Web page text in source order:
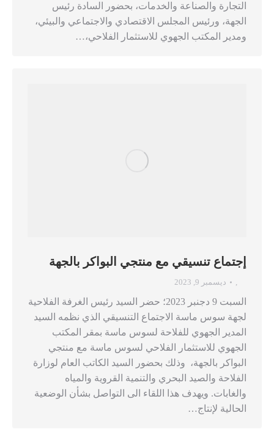
التجارة والصناعة والخدمات، بحضور السادة رئيس
الجهة، ورئيس المجلس الاقتصادي والاجتماعي والبيئي،
ومدير المكتب الجهوي للاستثمار الفلاحي،…
إجتماع تنسيقي مع منتجي البواكر بالجهة
, ديسمبر 9, 2023
السبت 9 دجنبر 2023؛ حضر السيد رئيس الغرفة الفلاحية
لجهة سوس ماسة الاجتماع التنسيقي الذي نظمه السيد
المدير الجهوي للفلاحة لسوس ماسة بمقر المكتب
الجهوي للاستثمار الفلاحي لسوس ماسة مع منتجي
البواكر بالجهة، وذلك بحضور السيد الكاتب العام لوزارة
الفلاحة والصيد البحري والتنمية القروية والمياه
والغابات. ويهدف هذا اللقاء الى التواصل بشأن الوضعية
الحالية لإنتاج…